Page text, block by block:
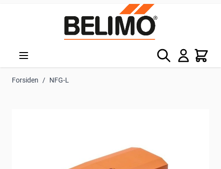
Søg Kurv
Forsiden / NFG-L